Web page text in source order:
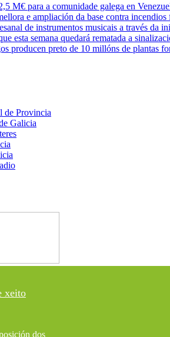
M€ para a comunidade galega en
e ampliación da base contra incendios
de instrumentos musicais a través da
esta semana quedará rematada a
producen preto de 10 millóns de plantas
xeito
dos